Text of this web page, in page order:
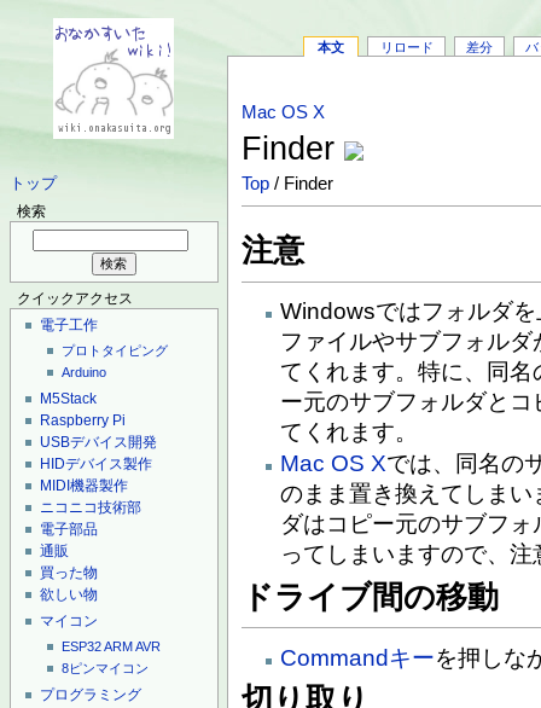
トップ
検索
クイックアクセス
電子工作
プロトタイピング
Arduino
M5Stack
Raspberry Pi
USBデバイス開発
HIDデバイス製作
MIDI機器製作
ニコニコ技術部
電子部品
通販
買った物
欲しい物
マイコン
ESP32ARMAVR
8ピンマイコン
プログラミング
本文 リロード 差分 バ
Mac OS X
Finder
Top / Finder
注意
Windowsではフォルダ
ファイルやサブフォル
てくれます。特に、同
ー元のサブフォルダと
てくれます。
Mac OS Xでは、同名の
のまま置き換えてしま
ダはコピー元のサブフ
ってしまいますので、
ドライブ間の移動
Commandキーを押しな
切り取り